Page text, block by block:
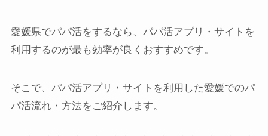
愛媛県でパパ活をするなら、パパ活アプリ・サイトを
利用するのが最も効率が良くおすすめです。
そこで、パパ活アプリ・サイトを利用した愛媛でのパ
パ活流れ・方法をご紹介します。